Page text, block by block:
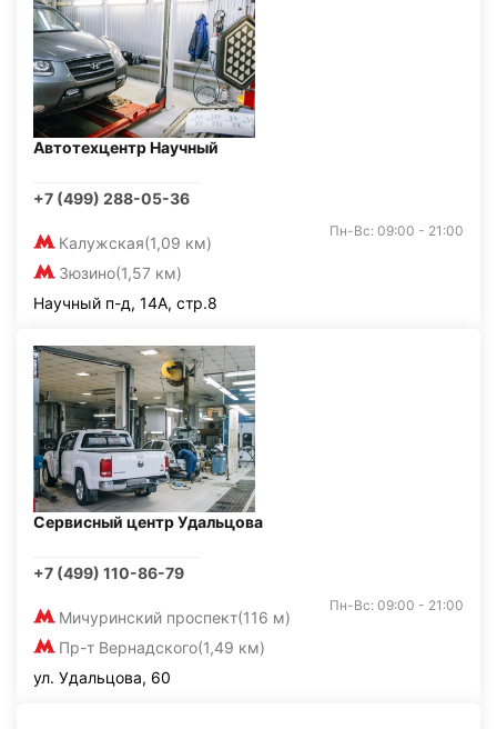
Автотехцентр Научный
+7 (499) 288-05-36
Калужская(1,09 км)
Зюзино(1,57 км)
Пн-Вс: 09:00 - 21:00
Научный п-д, 14А, стр.8
Сервисный центр Удальцова
+7 (499) 110-86-79
Мичуринский проспект(116 м)
Пр-т Вернадского(1,49 км)
Пн-Вс: 09:00 - 21:00
ул. Удальцова, 60